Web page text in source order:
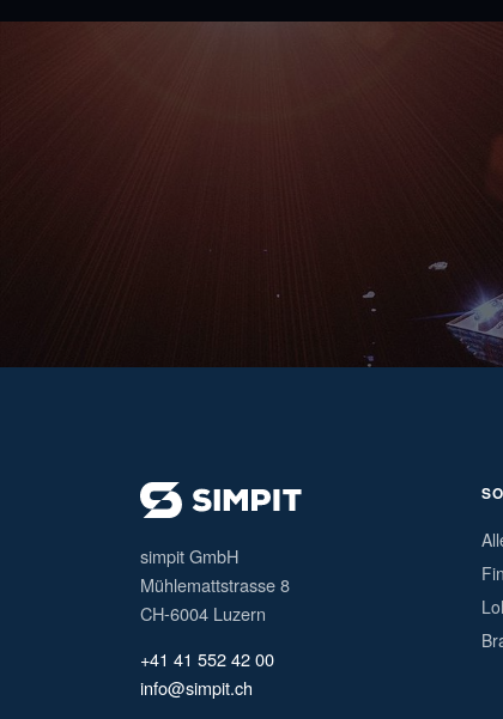
simpit GmbH
Mühlemattstrasse 8
CH-6004 Luzern
+41 41 552 42 00
info@simpit.ch